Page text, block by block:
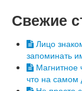
Свежие
Лицо
запоминать
Магнитное
что на самом